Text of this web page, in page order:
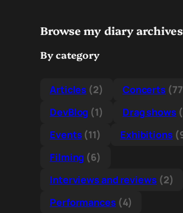
Browse my diary archives
By category
Articles (2) Concerts
DevBlog (1) Drag shows
Events(11) Exhibitions
Filming (6)
Interviews and reviews(2)
Performances(4)